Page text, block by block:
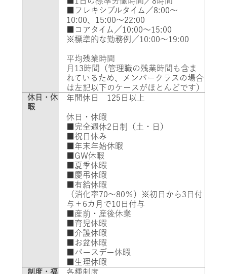
■フレキシブルタイム／8:00～
10:00、15:00～22:00
■コアタイム／10:00～15:00
※標準的な勤務例／10:00～19:00
平均残業時間
月13時間（管理職の残業時間も含ま
れているため、メンバークラスの場合
は左記以下のケースがほとんどです）
休日・休
暇
年間休日 125日以上
休日・休暇
■完全週休2日制
（土・日）
■祝日休み
■年末年始休暇
■GW休暇
■夏季休暇
■慶弔休暇
■有給休暇
（消化率70～80％）※初日から3日付
与＋6カ月で10日付与
■産前・産後休業
■育児休暇
■介護休暇
■お盆休暇
■バースデー休暇
■生理休暇
制度・福 各種制度